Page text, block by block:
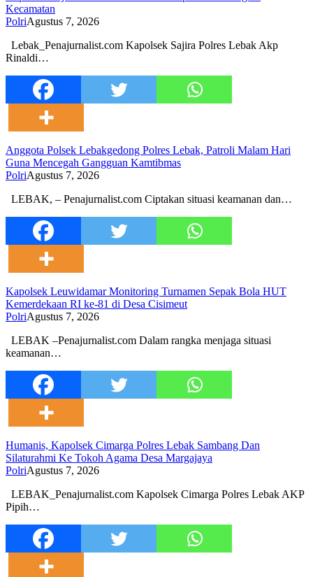
Kecamatan
PolriAgustus 7, 2026
Lebak_Penajurnalist.com Kapolsek Sajira Polres Lebak Akp
Rinaldi…
Anggota Polsek Lebakgedong Polres Lebak, Patroli Malam Hari
Guna Mencegah Gangguan Kamtibmas
PolriAgustus 7, 2026
LEBAK, – Penajurnalist.com Ciptakan situasi keamanan dan…
Kapolsek Leuwidamar Monitoring Turnamen Sepak Bola HUT
Kemerdekaan RI ke-81 di Desa Cisimeut
PolriAgustus 7, 2026
LEBAK –Penajurnalist.com Dalam rangka menjaga situasi
keamanan…
Humanis, Kapolsek Cimarga Polres Lebak Sambang Dan
Silaturahmi Ke Tokoh Agama Desa Margajaya
PolriAgustus 7, 2026
LEBAK_Penajurnalist.com Kapolsek Cimarga Polres Lebak AKP
Pipih…